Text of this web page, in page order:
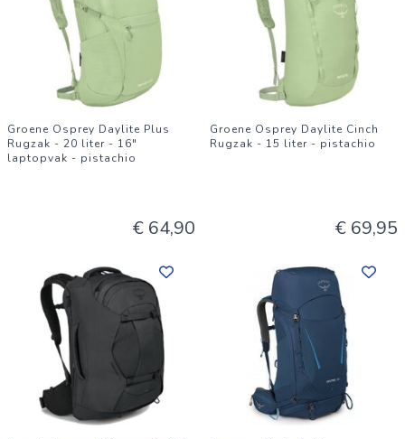
Groene Osprey Daylite Plus
Rugzak - 20 liter - 16"
laptopvak - pistachio
€ 64,90
Groene Osprey Daylite Cinch
Rugzak - 15 liter - pistachio
€ 69,95